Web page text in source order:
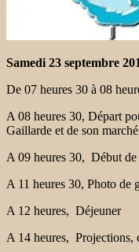
Samedi 23 septembre
De 07 heures 30 à 08
A 08 heures 30, Départ
Gaillarde et de son
A 09 heures 30, Début de
A 11 heures 30, Photo de
A 12 heures, Déjeuner
A 14 heures, Projections,